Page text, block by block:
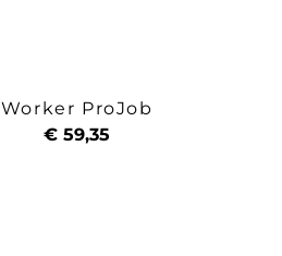
Worker ProJob
€ 59,35